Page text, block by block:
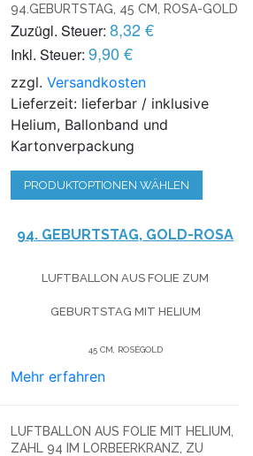
94.GEBURTSTAG, 45 CM, ROSA-GOLD
Zuzügl. Steuer: 8,32 €
Inkl. Steuer: 9,90 €
zzgl.Versandkosten
Lieferzeit: lieferbar / inklusive
Helium, Ballonband und
Kartonverpackung
PRODUKTOPTIONEN WÄHLEN
94. GEBURTSTAG, GOLD-ROSA
LUFTBALLON AUS FOLIE ZUM
GEBURTSTAG MIT HELIUM
45 CM, ROSÉGOLD
Mehr erfahren
LUFTBALLON AUS FOLIE MIT HELIUM,
ZAHL 94 IM LORBEERKRANZ, ZU